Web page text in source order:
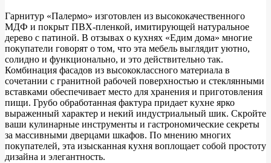
Гарнитур «Палермо» изготовлен из высококачественного
МДФ и покрыт ПВХ-пленкой, имитирующей натуральное
дерево с патиной. В отзывах о кухнях «Едим дома» многие
покупатели говорят о том, что эта мебель выглядит уютно,
солидно и функционально, и это действительно так.
Комбинация фасадов из высококлассного материала в
сочетании с гранитной рабочей поверхностью и стеклянными
вставками обеспечивает место для хранения и приготовления
пищи. Грубо обработанная фактура придает кухне ярко
выраженный характер и некий индустриальный шик. Скройте
ваши кулинарные инструменты и гастрономические секреты
за массивными дверцами шкафов. По мнению многих
покупателей, эта изысканная кухня воплощает собой простоту
дизайна и элегантность.